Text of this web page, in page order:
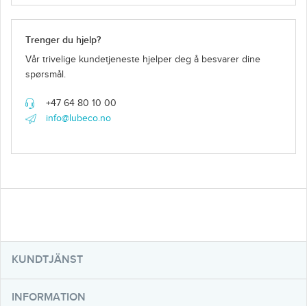
Trenger du hjelp?
Vår trivelige kundetjeneste hjelper deg å besvarer dine
spørsmål.
+47 64 80 10 00
info@lubeco.no
KUNDTJÄNST
INFORMATION